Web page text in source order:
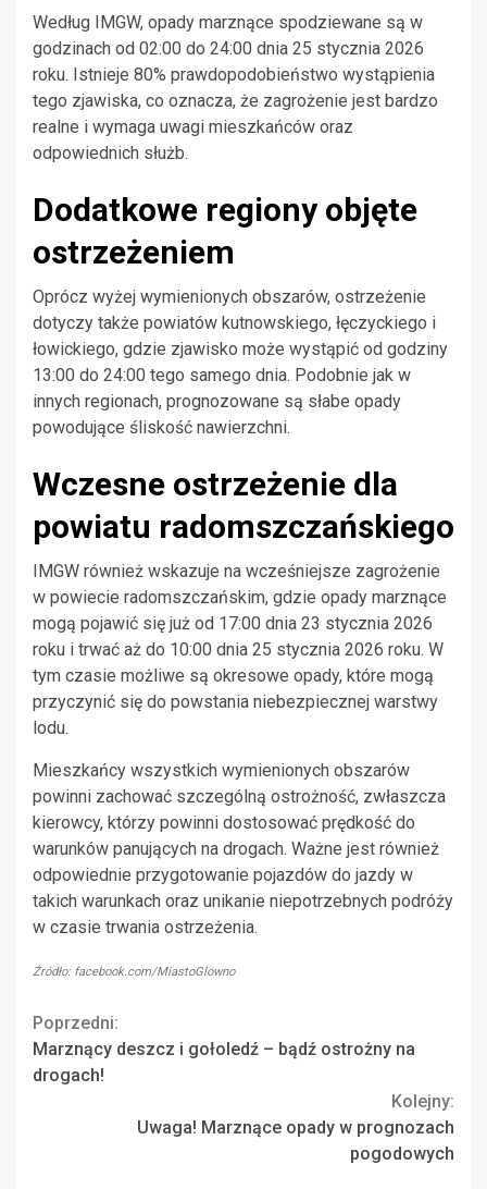
Według IMGW, opady marznące spodziewane są w
godzinach od 02:00 do 24:00 dnia 25 stycznia 2026
roku. Istnieje 80% prawdopodobieństwo wystąpienia
tego zjawiska, co oznacza, że zagrożenie jest bardzo
realne i wymaga uwagi mieszkańców oraz
odpowiednich służb.
Dodatkowe regiony objęte
ostrzeżeniem
Oprócz wyżej wymienionych obszarów, ostrzeżenie
dotyczy także powiatów kutnowskiego, łęczyckiego i
łowickiego, gdzie zjawisko może wystąpić od godziny
13:00 do 24:00 tego samego dnia. Podobnie jak w
innych regionach, prognozowane są słabe opady
powodujące śliskość nawierzchni.
Wczesne ostrzeżenie dla
powiatu radomszczańskiego
IMGW również wskazuje na wcześniejsze zagrożenie
w powiecie radomszczańskim, gdzie opady marznące
mogą pojawić się już od 17:00 dnia 23 stycznia 2026
roku i trwać aż do 10:00 dnia 25 stycznia 2026 roku. W
tym czasie możliwe są okresowe opady, które mogą
przyczynić się do powstania niebezpiecznej warstwy
lodu.
Mieszkańcy wszystkich wymienionych obszarów
powinni zachować szczególną ostrożność, zwłaszcza
kierowcy, którzy powinni dostosować prędkość do
warunków panujących na drogach. Ważne jest również
odpowiednie przygotowanie pojazdów do jazdy w
takich warunkach oraz unikanie niepotrzebnych podróży
w czasie trwania ostrzeżenia.
Źródło: facebook.com/MiastoGlowno
Continue
Reading
Poprzedni:
Marznący deszcz i gołoledź – bądź ostrożny na
drogach!
Kolejny:
Uwaga! Marznące opady w prognozach
pogodowych